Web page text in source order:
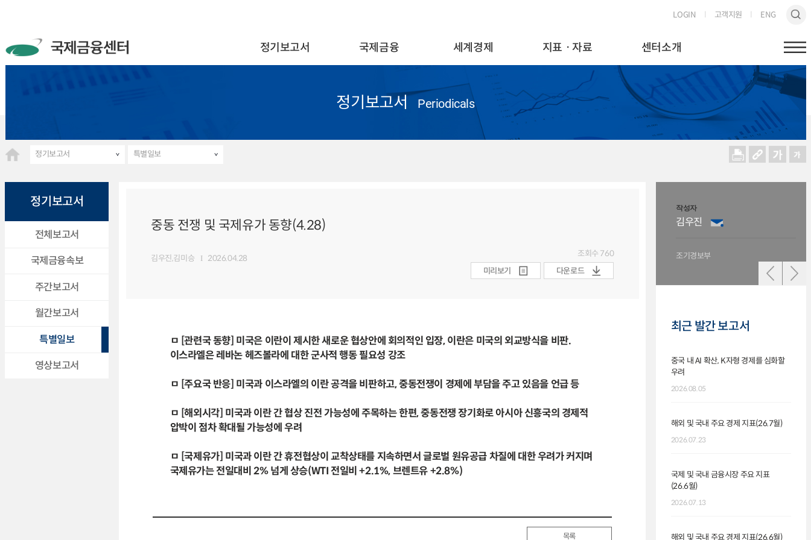
LOGIN 고객지원 ENG
정기보고서 국제금융 세계경제 지표ㆍ자료 센터소개
정기보고서 Periodicals
정기보고서 특별일보
정기보고서
전체보고서
국제금융속보
주간보고서
월간보고서
특별일보
영상보고서
중동 전쟁 및 국제유가 동향(4.28)
김우진,김미승 2026.04.28 조회수 760
미리보기
다운로드
ㅁ [관련국 동향] 미국은 이란이 제시한 새로운 협상안에 회의적인 입장, 이란은 미국의 외교방식을 비판.
이스라엘은 레바논 헤즈볼라에 대한 군사적 행동 필요성 강조
ㅁ [주요국 반응] 미국과 이스라엘의 이란 공격을 비판하고, 중동전쟁이 경제에 부담을 주고 있음을 언급 등
ㅁ [해외시각] 미국과 이란 간 협상 진전 가능성에 주목하는 한편, 중동전쟁 장기화로 아시아 신흥국의 경제적
압박이 점차 확대될 가능성에 우려
ㅁ [국제유가] 미국과 이란 간 휴전협상이 교착상태를 지속하면서 글로벌 원유공급 차질에 대한 우려가 커지며
국제유가는 전일대비 2% 넘게 상승(WTI 전일비 +2.1%, 브렌트유 +2.8%)
목록
작성자
김우진
조기경보부
최근 발간 보고서
중국 내 AI 확산, K자형 경제를 심화할
우려
2026.08.05
해외 및 국내 주요 경제 지표(26.7월)
2026.07.23
국제 및 국내 금융시장 주요 지표
(26.6월)
2026.07.13
해외 및 국내 주요 경제 지표(26.6월)